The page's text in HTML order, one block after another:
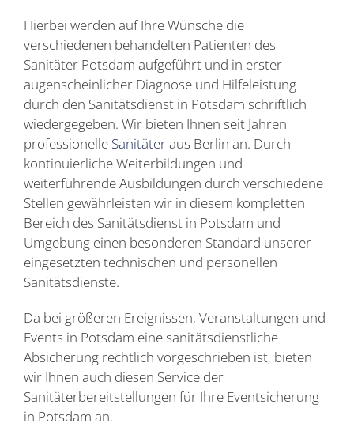
Hierbei werden auf Ihre Wünsche die
verschiedenen behandelten Patienten des
Sanitäter Potsdam aufgeführt und in erster
augenscheinlicher Diagnose und Hilfeleistung
durch den Sanitätsdienst in Potsdam schriftlich
wiedergegeben. Wir bieten Ihnen seit Jahren
professionelle Sanitäteraus Berlin an. Durch
kontinuierliche Weiterbildungen und
weiterführende Ausbildungen durch verschiedene
Stellen gewährleisten wir in diesem kompletten
Bereich des Sanitätsdienst in Potsdam und
Umgebung einen besonderen Standard unserer
eingesetzten technischen und personellen
Sanitätsdienste.
Da bei größeren Ereignissen, Veranstaltungen und
Events in Potsdam eine sanitätsdienstliche
Absicherung rechtlich vorgeschrieben ist, bieten
wir Ihnen auch diesen Service der
Sanitäterbereitstellungen für Ihre Eventsicherung
in Potsdam an.